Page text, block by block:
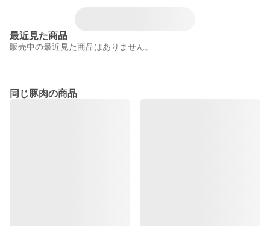
最近見た商品
販売中の最近見た商品はありません。
同じ豚肉の商品